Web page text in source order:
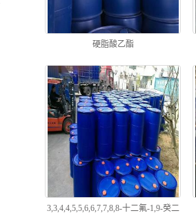
硬脂酸乙酯
3,3,4,4,5,5,6,6,7,7,8,8-十二氟-1,9-癸二